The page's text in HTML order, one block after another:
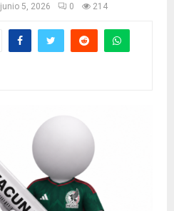
junio 5, 2026 0 214